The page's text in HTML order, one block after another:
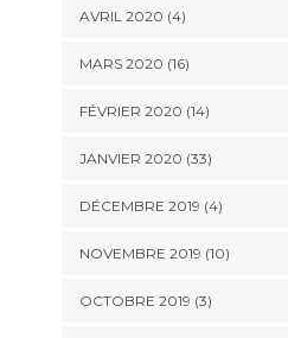
AVRIL 2020 (4)
MARS 2020 (16)
FÉVRIER 2020 (14)
JANVIER 2020 (33)
DÉCEMBRE 2019 (4)
NOVEMBRE 2019 (10)
OCTOBRE 2019 (3)